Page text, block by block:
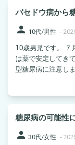
バセドウ病から
person 10代/男性 -
10歳男児です。 ７
は薬で安定してきています。 診察室か
型糖尿病に注意し
糖尿病の可能性
person 30代/女性 -